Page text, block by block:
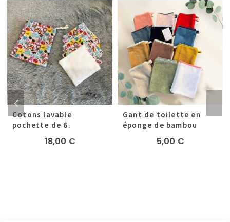
Cotons lavable
pochette de 6.
18,00 €
Gant de toilette en
éponge de bambou
5,00 €